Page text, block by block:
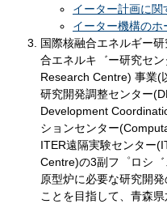
イーター計画に関
イーター機構のホ
国際核融合エネルギー
合エネルキ゛ー研究セ
Research Centre) 事業(
研究開発調整センター
Development
ションセンター
ITER遠隔実験センター
Centre)の3副フ゜ロシ
原型炉に必要な研究開
ことを目指して、青森